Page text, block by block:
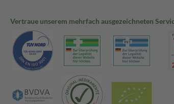
Vertraue unserem mehrfach ausgezeichneten